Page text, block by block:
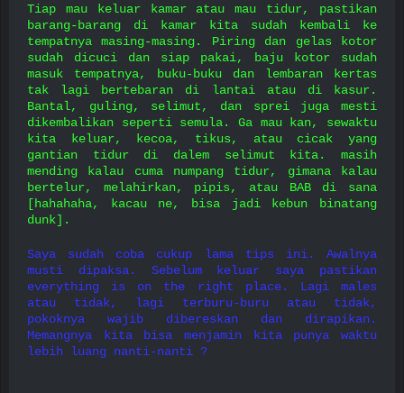
Tiap mau keluar kamar atau mau tidur, pastikan
barang-barang di kamar kita sudah kembali ke
tempatnya masing-masing. Piring dan gelas kotor
sudah dicuci dan siap pakai, baju kotor sudah
masuk tempatnya, buku-buku dan lembaran kertas
tak lagi bertebaran di lantai atau di kasur.
Bantal, guling, selimut, dan sprei juga mesti
dikembalikan seperti semula. Ga mau kan, sewaktu
kita keluar, kecoa, tikus, atau cicak yang
gantian tidur di dalem selimut kita. masih
mending kalau cuma numpang tidur, gimana kalau
bertelur, melahirkan, pipis, atau BAB di sana
[hahahaha, kacau ne, bisa jadi kebun binatang
dunk].
Saya sudah coba cukup lama tips ini. Awalnya
musti dipaksa. Sebelum keluar saya pastikan
everything is on the right place. Lagi males
atau tidak, lagi terburu-buru atau tidak,
pokoknya wajib dibereskan dan dirapikan.
Memangnya kita bisa menjamin kita punya waktu
lebih luang nanti-nanti ?